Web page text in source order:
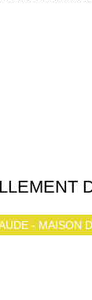
- MAISON